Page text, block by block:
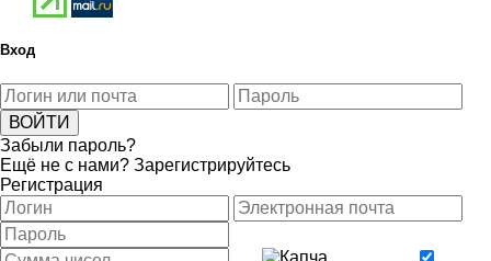
Вход
Забыли пароль?
Ещё не с нами? Зарегистрируйтесь
Регистрация